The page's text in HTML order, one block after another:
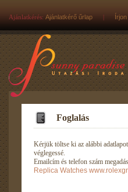
Ajánlatkérés: Ajánlatkérő űrlap |
Foglalás
Kérjük töltse ki az alábbi
véglegessé.
Emailcím és telefon szám
Replica Watches